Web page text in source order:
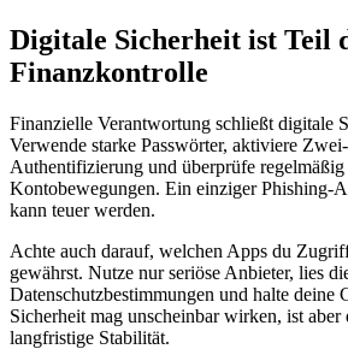
Digitale Sicherheit ist Teil
Finanzkontrolle
Finanzielle Verantwortung schließt digitale
Verwende starke Passwörter, aktiviere
Authentifizierung und überprüfe regelmäßig
Kontobewegungen. Ein einziger Phishing-
kann teuer werden.
Achte auch darauf, welchen Apps du
gewährst. Nutze nur seriöse Anbieter, lies
Datenschutzbestimmungen und halte deine
Sicherheit mag unscheinbar wirken, ist
langfristige Stabilität.